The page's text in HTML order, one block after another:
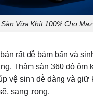
Vừa Khít 100% Cho
rất dễ bám bẩn và
Thảm sàn 360 độ ôm
vệ sinh dễ dàng và giữ
sang trọng.